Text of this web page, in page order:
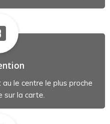
le centre le plus proche
sur la carte.